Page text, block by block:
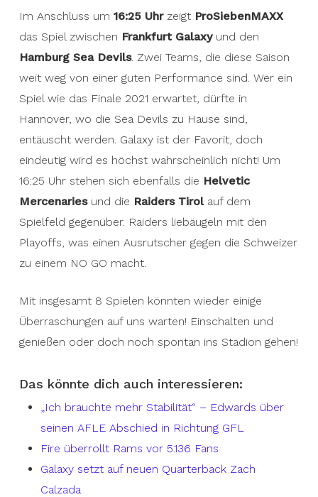
Im Anschluss um 16:25 Uhrzeigt ProSiebenMAXX
das Spiel zwischen Frankfurt Galaxyund den
Hamburg Sea Devils. Zwei Teams, die diese Saison
weit weg von einer guten Performance sind. Wer ein
Spiel wie das Finale 2021 erwartet, dürfte in
Hannover, wo die Sea Devils zu Hause sind,
entäuscht werden. Galaxy ist der Favorit, doch
eindeutig wird es höchst wahrscheinlich nicht! Um
16:25 Uhr stehen sich ebenfalls die Helvetic
Mercenariesund die Raiders Tirolauf dem
Spielfeld gegenüber. Raiders liebäugeln mit den
Playoffs, was einen Ausrutscher gegen die Schweizer
zu einem NO GO macht.
Mit insgesamt 8 Spielen könnten wieder einige
Überraschungen auf uns warten! Einschalten und
genießen oder doch noch spontan ins Stadion gehen!
Das könnte dich auch interessieren:
„Ich brauchte mehr Stabilität“ – Edwards über
seinen AFLE Abschied in Richtung GFL
Fire überrollt Rams vor 5.136 Fans
Galaxy setzt auf neuen Quarterback Zach
Calzada